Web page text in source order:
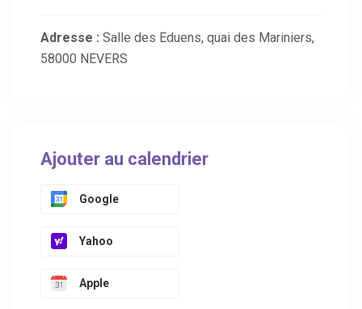
Adresse : Salle des Eduens, quai des Mariniers,
58000 NEVERS
Ajouter au calendrier
Google
Yahoo
Apple